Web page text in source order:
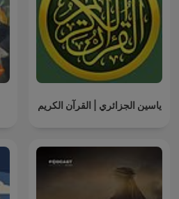
ياسين الجزائري | القرآن الكريم